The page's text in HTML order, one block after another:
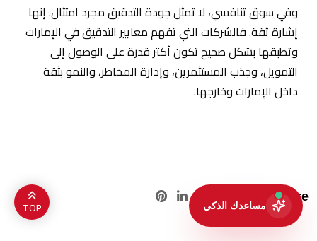
وفي سوق تنافسي، لا تمثل جودة التدقيق مجرد امتثال. إنها
إشارة ثقة. فالشركات التي تفهم معايير التدقيق في الإمارات
وتطبقها بشكل صحيح تكون أكثر قدرة على الوصول إلى
التمويل، وجذب المستثمرين، وإدارة المخاطر، والنمو بثقة
داخل الإمارات وخارجها.
Share :
Google+
LinkedIn
Pinterest
TOP